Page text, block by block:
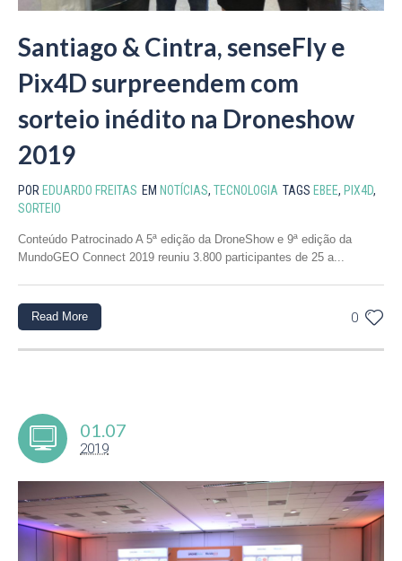
Santiago & Cintra, senseFly e
Pix4D surpreendem com
sorteio inédito na Droneshow
2019
POR EDUARDO FREITAS EM NOTÍCIAS, TECNOLOGIA TAGS EBEE, PIX4D,
SORTEIO
Conteúdo Patrocinado A 5ª edição da DroneShow e 9ª edição da
MundoGEO Connect 2019 reuniu 3.800 participantes de 25 a...
0
Read More
01.07
2019